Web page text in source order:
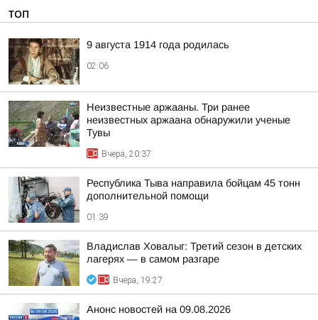
ТОП
9 августа 1914 года родилась
02:06
Неизвестные аржааны. Три ранее
неизвестных аржаана обнаружили ученые
Тувы
Вчера, 20:37
Республика Тыва направила бойцам 45 тонн
дополнительной помощи
01:39
Владислав Ховалыг: Третий сезон в детских
лагерях — в самом разгаре
Вчера, 19:27
Анонс новостей на 09.08.2026